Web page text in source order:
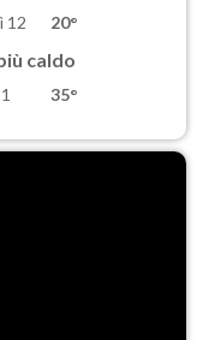
12 20°
caldo
35°